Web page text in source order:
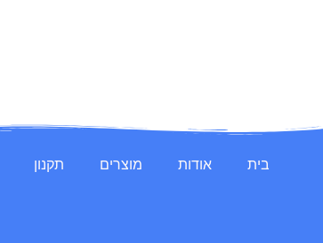
בית אודות מוצרים תקנון